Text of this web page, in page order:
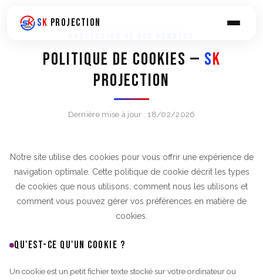
POLITIQUE DE COOKIES — SK
PROJECTION
Dernière mise à jour : 18/02/2026
Notre site utilise des cookies pour vous offrir une expérience de
navigation optimale. Cette politique de cookie décrit les types
de cookies que nous utilisons, comment nous les utilisons et
comment vous pouvez gérer vos préférences en matière de
cookies.
QU'EST-CE QU'UN COOKIE ?
Un cookie est un petit fichier texte stocké sur votre ordinateur ou
S K PROJECTION